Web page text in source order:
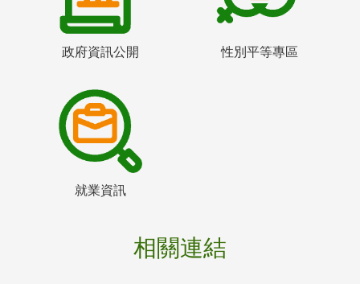
政府資訊公開 性別平等專區
就業資訊
相關連結